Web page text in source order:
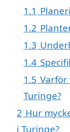
1.1
1.2
1.3
1.4
1.5
Turinge?
2 Hur
i Turinge?